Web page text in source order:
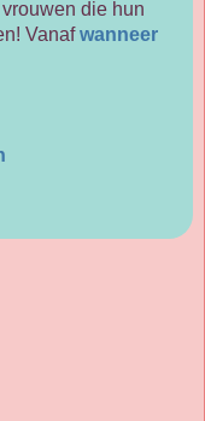
die hun
Vanafwanneer